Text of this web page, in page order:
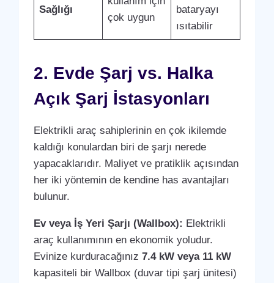
Sağlığı
çok uygun
bataryayı
ısıtabilir
2. Evde Şarj vs. Halka
Açık Şarj İstasyonları
Elektrikli araç sahiplerinin en çok ikilemde
kaldığı konulardan biri de şarjı nerede
yapacaklarıdır. Maliyet ve pratiklik açısından
her iki yöntemin de kendine has avantajları
bulunur.
Ev veya İş Yeri Şarjı (Wallbox): Elektrikli
araç kullanımının en ekonomik yoludur.
Evinize kurduracağınız 7.4 kW veya 11 kW
kapasiteli bir Wallbox (duvar tipi şarj ünitesi)